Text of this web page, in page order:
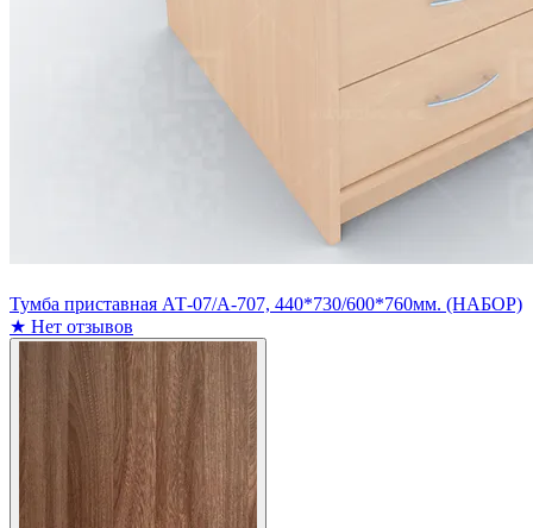
Тумба приставная АТ-07/А-707, 440*730/600*760мм. (НАБОР)
★ Нет отзывов